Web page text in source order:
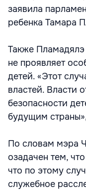
заявила
ребенка Тамара
Также Пламадялэ
не проявляет
детей. «Этот
властей. Власти
безопасности
будущим
По словам мэра
озадачен тем,
что по этому
служебное